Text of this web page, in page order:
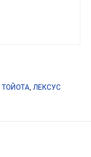
ТОЙОТА, ЛЕКСУС